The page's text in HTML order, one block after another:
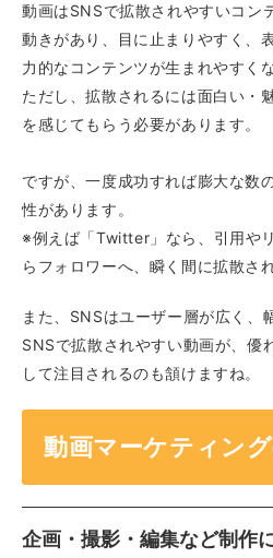
動画はSNSで拡散されやすいコン
動きがあり、目に止まりやすく、
力的なコンテンツが生まれやすく
ただし、拡散されるには面白い・
を感じてもらう必要があります。
ですが、一度成功すれば膨大な数
性があります。
※例えば「Twitter」なら、引用や
らフォロワーへ、瞬く間に拡散さ
また、SNSはユーザー層が広く、
SNSで拡散されやすい動画が、優
して注目されるのも頷けますね。
動画マーケティン
企画・撮影・編集など制作